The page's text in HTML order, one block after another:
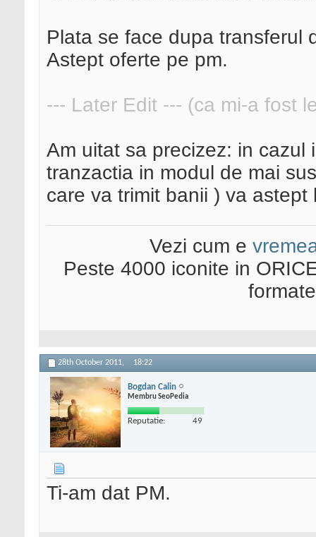
Plata se face dupa transferul
Astept oferte pe pm.
--- Later Edit --- (ca mi-a fost
Am uitat sa precizez: in cazul
tranzactia in modul de mai
care va trimit banii ) va
Vezi cum e
Peste 4000 iconite in
28th October 2011, 18:22
Bogdan Calin
Membru SeoPedia
Reputatie: 49
Ti-am dat PM.